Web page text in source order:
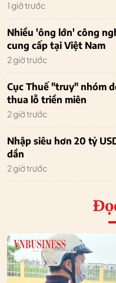
1 giờ trước
Nhiều 'ông lớn' công
cung cấp tại Việt Nam
2 giờ trước
Cục Thuế "truy" nhóm
thua lỗ triền miên
2 giờ trước
Nhập siêu hơn 20 tỷ
dần
2 giờ trước